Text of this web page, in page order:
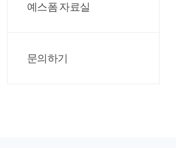
예스폼 자료실
문의하기